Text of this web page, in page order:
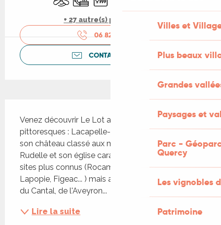
Villes et
Plus beaux
Grandes
Paysages et
Parc -
Quercy
Les vignobles
Patrimoine
+ 27 autre(s) prestation(s)
06 82 15 40
CONTACTEZ-NOUS
Venez découvrir Le Lot avec ses villages
pittoresques : Lacapelle-Marival à 3 kms avec
son château classé aux monuments historiques,
Rudelle et son église caractéristique ou d'autres
sites plus connus (Rocamadour, Saint-Cyr
Lapopie, Figeac... ) mais aussi vous serez proche
du Cantal, de l'Aveyron...
Lire la suite